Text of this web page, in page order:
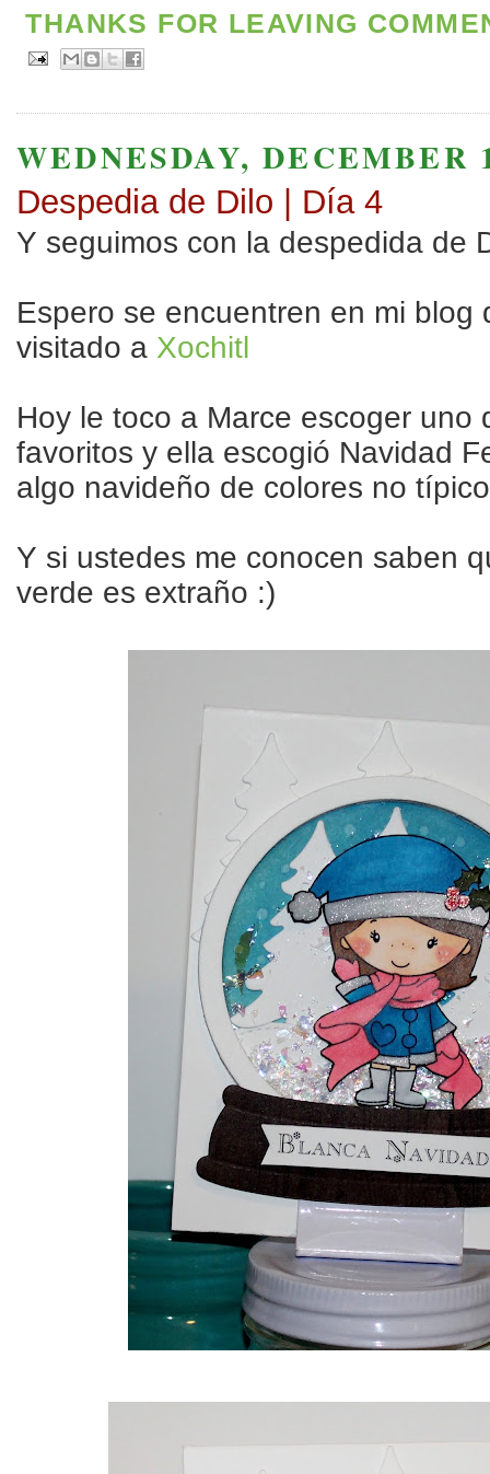
THANKS FOR LEAVING
WEDNESDAY, DECEMBER
Despedia de Dilo | Día 4
Y seguimos con la despedida de
Espero se encuentren en mi blog
visitado a Xochitl
Hoy le toco a Marce escoger uno
favoritos y ella escogió Navidad
algo navideño de colores no
Y si ustedes me conocen saben
verde es extraño :)